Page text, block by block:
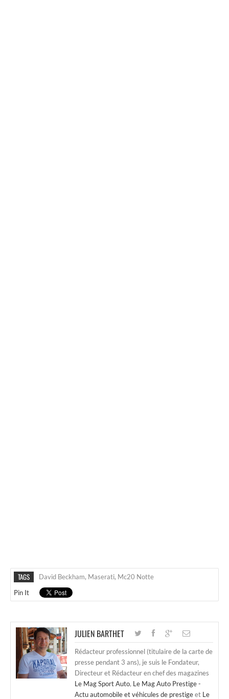
TAGS David Beckham, Maserati, Mc20 Notte
Pin It
JULIEN BARTHET
Rédacteur professionnel (titulaire de la carte de
presse pendant 3 ans), je suis le Fondateur,
Directeur et Rédacteur en chef des magazines
Le Mag Sport Auto, Le Mag Auto Prestige -
Actu automobile et véhicules de prestigeet Le